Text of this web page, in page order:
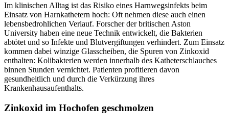
Im klinischen Alltag ist das Risiko eines Harnwegsinfekts beim
Einsatz von Harnkathetern hoch: Oft nehmen diese auch einen
lebensbedrohlichen Verlauf. Forscher der britischen Aston
University haben eine neue Technik entwickelt, die Bakterien
abtötet und so Infekte und Blutvergiftungen verhindert. Zum Einsatz
kommen dabei winzige Glasscheiben, die Spuren von Zinkoxid
enthalten: Kolibakterien werden innerhalb des Katheterschlauches
binnen Stunden vernichtet. Patienten profitieren davon
gesundheitlich und durch die Verkürzung ihres
Krankenhausaufenthalts.
Zinkoxid im Hochofen geschmolzen